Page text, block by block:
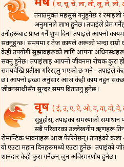
मेष( च, चू, चे, ला, ली, लू, ले,
तनाउमुक्त महसुस गर्नुहुनेछ र रमाइलो
अनुमानले लाभ हुनेछ। तपाईंले प्रेम
उनीहरूबाट प्राप्त गर्ने शुभ दिन। तपाईंले आफ्नो
सक्नुहुन्छ। समयमा र तेज कार्यले अरूको भन्दा राम्रो
केही उपयोगी सुझावहरूको लागि आफ्ना
सक्नु हुनेछ। तपाईंलाई आफ्नो जीवनमा रोचक कुरा
समयदेखि प्रतीक्षा गरिरहनु भएको छ भने - तपाईंले
छ। आफ्नो इच्छा अनुसार आज केही काम नहुन
जीवनसाथीसँग सुन्दर समय बिताउनु हुनेछ।
वृष( ई, उ, ए, ऐ, ओ, व, वा, वो, वे,
सुन्नुहोस्, तपाईंका समस्याको
सबै परिवारका उल्लेखनीय ऋणहरू
रोमान्टिक भावनाहरू आज फेरिनेछन्। तपाईंको
यो एउटा महान दिनहरूमध्ये एउटा हुनेछ। तपाईंको
शानदार केही कुरा गर्नेछन् जुन अविस्मरणीय हुनेछ।